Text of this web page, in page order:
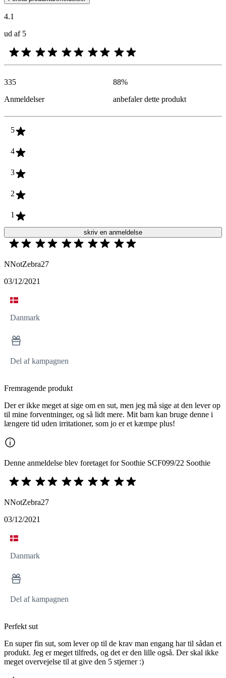
4.1
ud af 5
335
Anmeldelser
88%
anbefaler dette produkt
5
4
3
2
1
skriv en anmeldelse
NNotZebra27
03/12/2021
Danmark
Del af kampagnen
Fremragende produkt
Der er ikke meget at sige om en sut, men jeg må sige at den lever op
til mine forventninger, og så lidt mere. Mit barn kan bruge denne i
længere tid uden irritationer, som jo er et kæmpe plus!
Denne anmeldelse blev foretaget for Soothie SCF099/22 Soothie
NNotZebra27
03/12/2021
Danmark
Del af kampagnen
Perfekt sut
En super fin sut, som lever op til de krav man engang har til sådan et
produkt. Jeg er meget tilfreds, og det er den lille også. Der skal ikke
meget overvejelse til at give den 5 stjerner :)